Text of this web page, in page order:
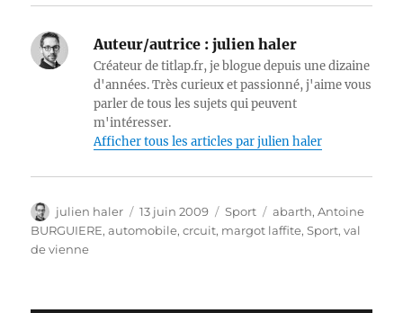
Auteur/autrice : julien haler
Créateur de titlap.fr, je blogue depuis une dizaine
d'années. Très curieux et passionné, j'aime vous
parler de tous les sujets qui peuvent
m'intéresser.
Afficher tous les articles par julien haler
Auteur
julien haler
Publié
le
13 juin 2009 Catégories
Sport Étiquettes
abarth,Antoine
BURGUIERE,automobile,crcuit, margot laffite,Sport,val
de vienne